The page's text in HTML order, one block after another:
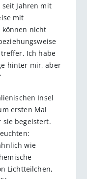
Jahren mit
mit
können nicht
Ich habe
hinter mir, aber
Insel
ersten Mal
sie begeistert.
wie
Lichtteilchen,